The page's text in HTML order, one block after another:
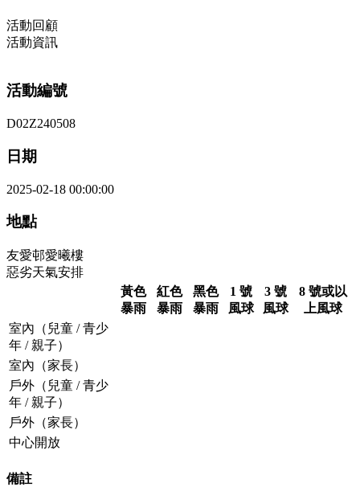
活動回顧
活動資訊
活動編號
D02Z240508
日期
2025-02-18 00:00:00
地點
友愛邨愛曦樓
惡劣天氣安排
黃色
暴雨
紅色
暴雨
黑色
暴雨
1 號
風球
3 號
風球
8 號或以
上風球
室內（兒童 / 青少
年 / 親子）
室內（家長）
戶外（兒童 / 青少
年 / 親子）
戶外（家長）
中心開放
備註